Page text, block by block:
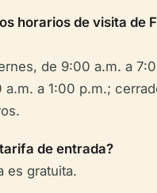
horarios de visita de
de 9:00 a.m. a
a.m. a 1:00 p.m.;
de entrada?
es gratuita.